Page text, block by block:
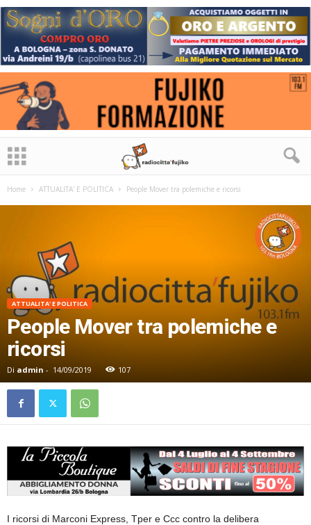
Home ATTUALITA' E POLITICA People Mover tra polemiche e ricorsi
ATTUALITA' E POLITICA
People Mover tra polemiche e
ricorsi
Di admin - 14/09/2019 107
I ricorsi di Marconi Express, Tper e Ccc contro la delibera